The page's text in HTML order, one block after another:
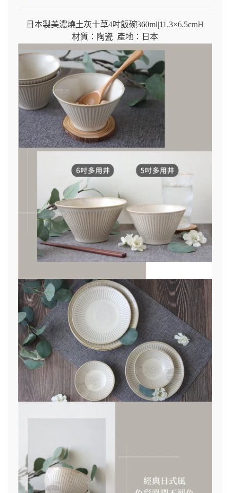
日本製美濃燒土灰十草4吋飯碗360ml|11.3×6.5cmH
材質：陶瓷 產地：日本